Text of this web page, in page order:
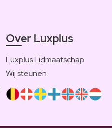
Over Luxplus
Luxplus Lidmaatschap
Wij steunen